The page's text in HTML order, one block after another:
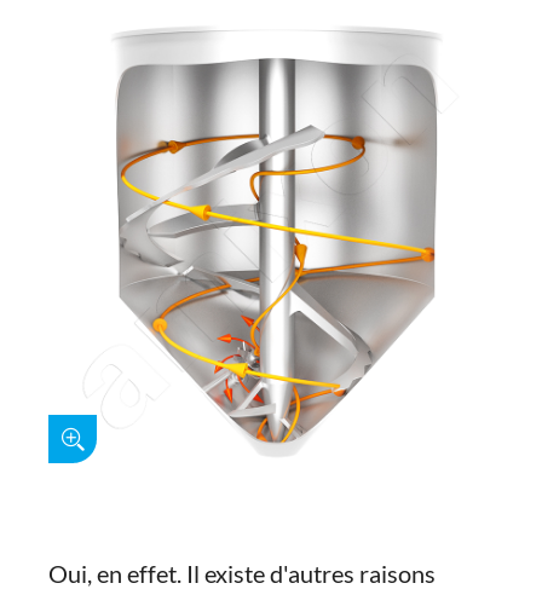
Oui, en effet. Il existe d'autres raisons